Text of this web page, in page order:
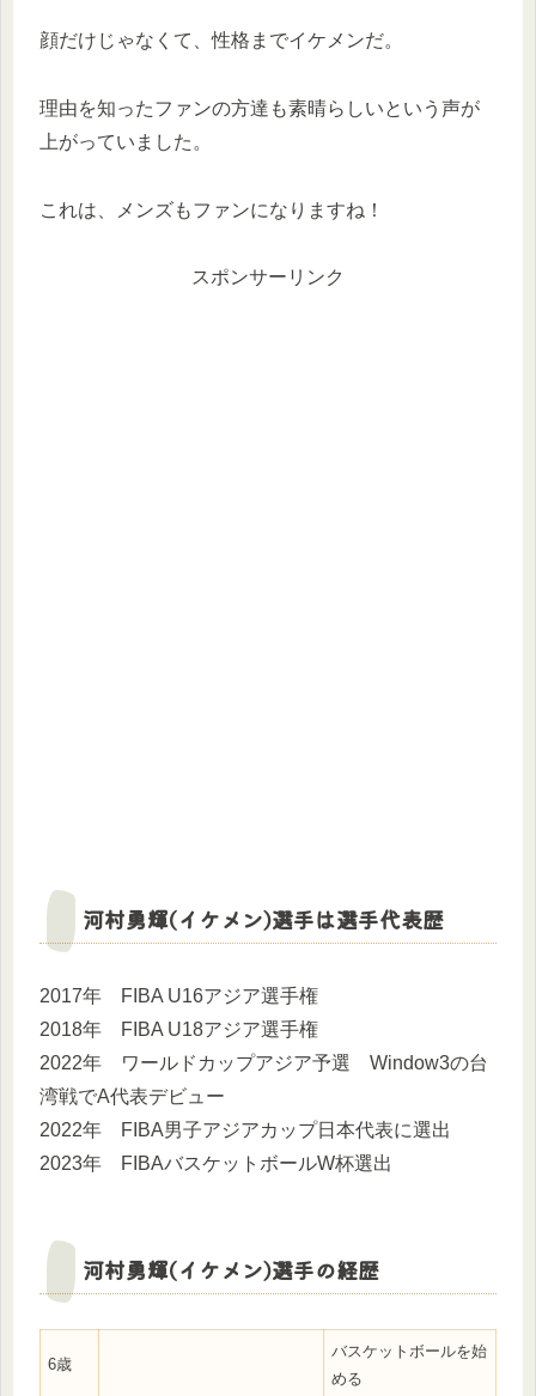
顔だけじゃなくて、性格までイケメンだ。
理由を知ったファンの方達も素晴らしいという声が
上がっていました。
これは、メンズもファンになりますね！
スポンサーリンク
河村勇輝(イケメン)選手は選手代表歴
2017年 FIBA U16アジア選手権
2018年 FIBA U18アジア選手権
2022年 ワールドカップアジア予選 Window3の台
湾戦でA代表デビュー
2022年 FIBA男子アジアカップ日本代表に選出
2023年 FIBAバスケットボールW杯選出
河村勇輝(イケメン)選手の経歴
6歳
バスケットボールを始
める